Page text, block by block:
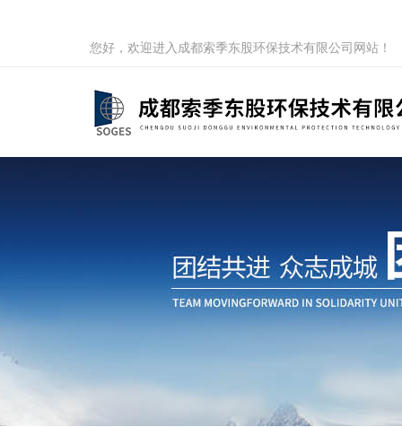
您好，欢迎进入成都索季东股环保技术有限公司网站！